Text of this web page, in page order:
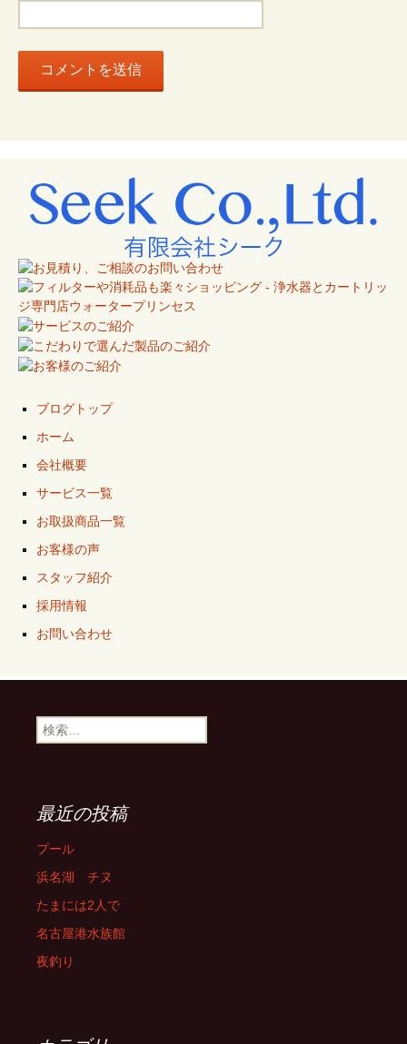
ブログトップ
ホーム
会社概要
サービス一覧
お取扱商品一覧
お客様の声
スタッフ紹介
採用情報
お問い合わせ
検
索:
最近の投稿
プール
浜名湖 チヌ
たまには2人で
名古屋港水族館
夜釣り